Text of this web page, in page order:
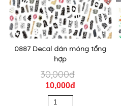
0887 Decal dán móng tổng
hợp
30,000đ
10,000đ